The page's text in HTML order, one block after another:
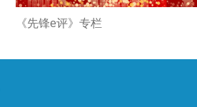
《先锋e评》专栏